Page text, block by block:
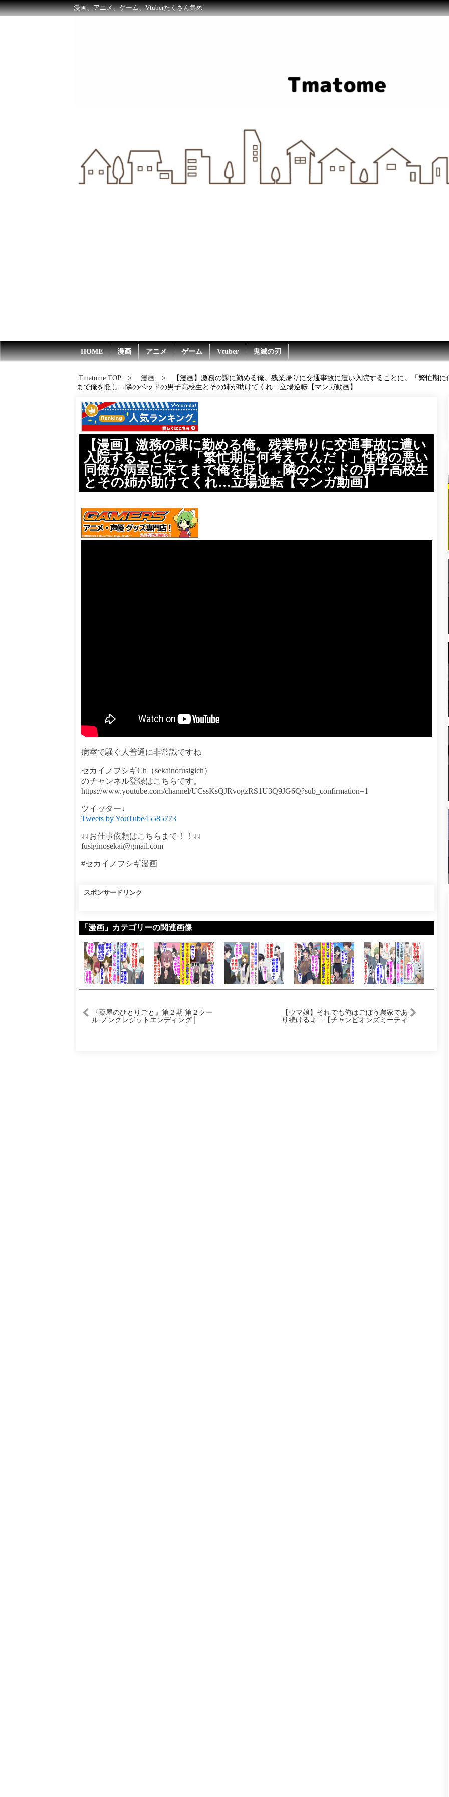
漫画、アニメ、ゲーム、Vtuberたくさん集め
HOME 漫画 アニメ ゲーム Vtuber 鬼滅の刃
Tmatome TOP 漫画
【漫画】激務の課に勤める俺。残業帰りに交通事故に遭い入院することに。「繁忙期
まで俺を貶し→隣のベッドの男子高校生とその姉が助けてくれ…立場逆転【マンガ動画】
【漫画】激務の課に勤める俺。残業帰りに交通事故に遭い
入院することに。「繁忙期に何考えてんだ！」性格の悪い
同僚が病室に来てまで俺を貶し→隣のベッドの男子高校生
とその姉が助けてくれ…立場逆転【マンガ動画】
病室で騒ぐ人普通に非常識ですね
セカイノフシギCh（sekainofusigich）
のチャンネル登録はこちらです。
https://www.youtube.com/channel/UCssKsQJRvogzRS1U3Q9JG6Q?sub_confirmation=1
ツイッター↓
Tweets by YouTube45585773
↓↓お仕事依頼はこちらまで！！↓↓
fusiginosekai@gmail.com
#セカイノフシギ漫画
スポンサードリンク
「漫画」カテゴリーの関連画像
『薬屋のひとりごと』第２期 第２クー
ル ノンクレジットエンディング│
【ウマ娘】それでも俺はごぼう農家であ
り続けるよ…【チャンピオンズミーティ